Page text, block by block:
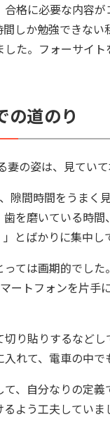
格に必要な内容
しか勉強できな
た。フォーサイト
の道のり
妻の姿は、見てい
隙間時間をうまく
を磨いている時
とばかりに集中し
ては画期的でし
ートフォンを片手
り貼りするなど
れて、電車の中で
、自分なりの定
よう工夫していま